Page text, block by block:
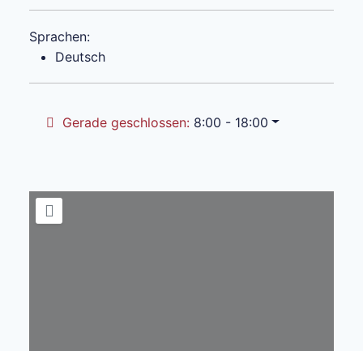
Sprachen:
Deutsch
Gerade geschlossen: 8:00 - 18:00